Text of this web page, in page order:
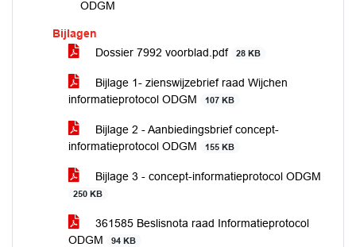
ODGM
Bijlagen
Dossier 7992 voorblad.pdf
28 KB
Bijlage 1- zienswijzebrief raad Wijchen
informatieprotocol ODGM
107 KB
Bijlage 2 - Aanbiedingsbrief concept-
informatieprotocol ODGM
155 KB
Bijlage 3 - concept-informatieprotocol ODGM
250 KB
361585 Beslisnota raad Informatieprotocol
ODGM
94 KB